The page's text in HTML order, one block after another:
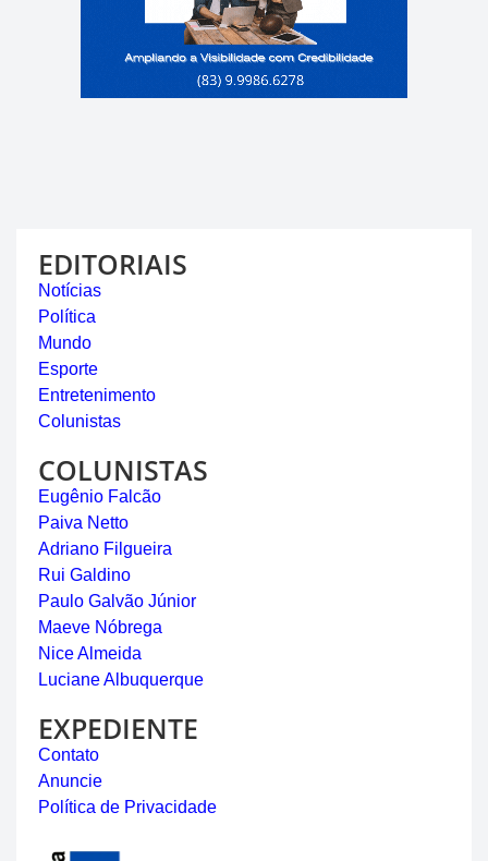
EDITORIAIS
Notícias
Política
Mundo
Esporte
Entretenimento
Colunistas
COLUNISTAS
Eugênio Falcão
Paiva Netto
Adriano Filgueira
Rui Galdino
Paulo Galvão Júnior
Maeve Nóbrega
Nice Almeida
Luciane Albuquerque
EXPEDIENTE
Contato
Anuncie
Política de Privacidade